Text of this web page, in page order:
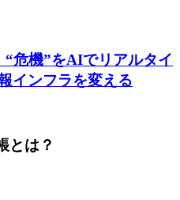
危機”をAIでリアルタイ
インフラを変える
とは？